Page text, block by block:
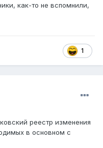
как-то не вспомнили,
1
реестр изменения
в основном с